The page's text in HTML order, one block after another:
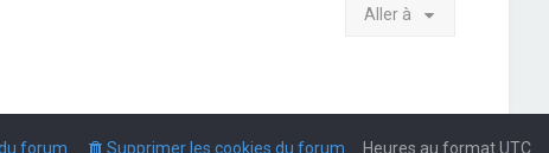
Aller à
Heures au formatUTC
Supprimer les cookies du forum
du forum